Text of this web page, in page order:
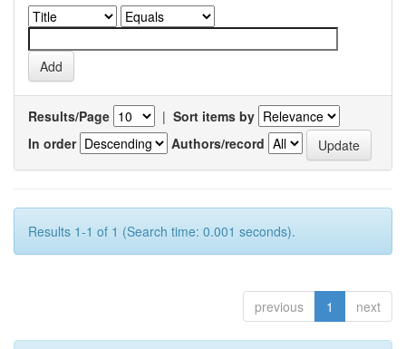
Results/Page | Sort items by
In order
Authors/record
Results 1-1 of 1 (Search time: 0.001 seconds).
previous 1 next